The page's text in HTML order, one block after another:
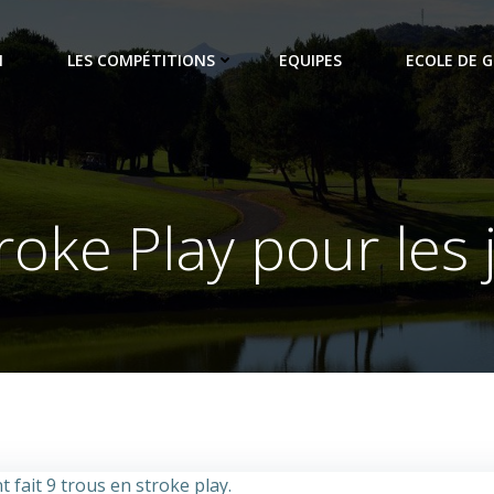
LES COMPÉTITIONS EQUIPES ECOLE DE
Play pour les
fait 9 trous en stroke play.